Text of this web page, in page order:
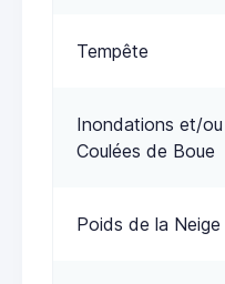
Tempête
Inondations et/ou
Coulées de Boue
Poids de la Neige